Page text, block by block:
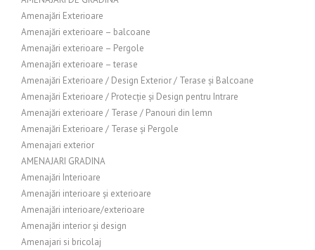
Amenajări Exterioare
Amenajări exterioare – balcoane
Amenajări exterioare – Pergole
Amenajări exterioare – terase
Amenajări Exterioare / Design Exterior / Terase și Balcoane
Amenajări Exterioare / Protecție și Design pentru Intrare
Amenajări exterioare / Terase / Panouri din lemn
Amenajări Exterioare / Terase și Pergole
Amenajari exterior
AMENAJARI GRADINA
Amenajări Interioare
Amenajări interioare și exterioare
Amenajări interioare/exterioare
Amenajări interior și design
Amenajari si bricolaj